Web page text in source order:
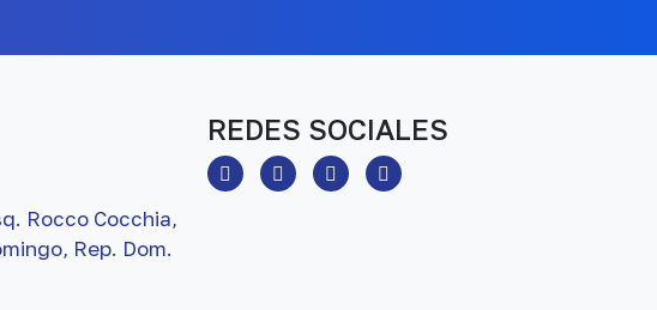
Rocco Cocchia,
Rep. Dom.
REDES SOCIALES